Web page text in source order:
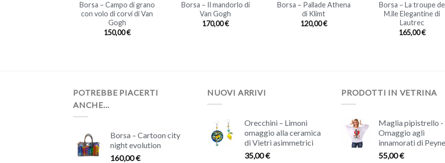
Borsa – Campo di grano
con volo di corvi di Van
Gogh
150,00€
Borsa – Il mandorlo di
Van Gogh
170,00€
Borsa – Pallade Athena
di Klimt
120,00€
Borsa – La troupe de
M.lle Elegantine di
Lautrec
165,00€
POTREBBE PIACERTI
ANCHE…
Borsa – Cartoon city
night evolution
160,00€
NUOVI ARRIVI
Orecchini – Limoni
omaggio alla ceramica
di Vietri asimmetrici
35,00€
PRODOTTI IN VETRINA
Maglia pipistrello -
Omaggio agli
innamorati di
55,00€